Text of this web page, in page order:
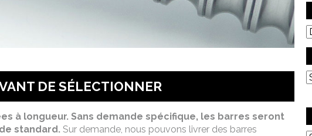
DE SÉLECTIONNER
à longueur. Sans demande spécifique, les barres seront
standard. Sur demande, nous pouvons livrer des barres